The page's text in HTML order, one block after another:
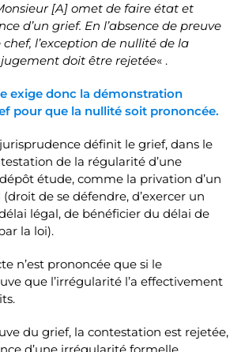
[A] omet de faire état et
d’un grief. En l’absence de preuve
l’exception de nullité de la
doit être rejetée« .
exige donc la démonstration
pour que la nullité soit prononcée.
définit le grief, dans le
de la régularité d’une
étude, comme la privation d’un
de se défendre, d’exercer un
légal, de bénéficier du délai de
la loi).
n’est prononcée que si le
que l’irrégularité l’a effectivement
du grief, la contestation est rejetée,